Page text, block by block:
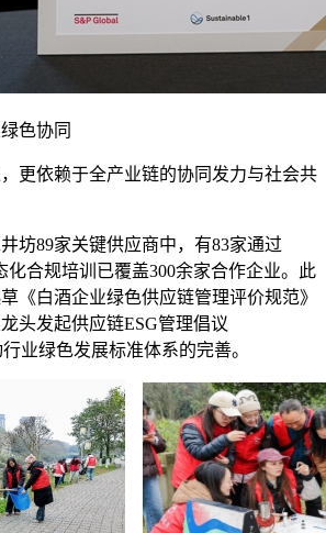
色协同
更依赖于全产业链的协同发力与社会共
坊89家关键供应商中，有83家通过
化合规培训已覆盖300余家合作企业。此
《白酒企业绿色供应链管理评价规范》
头发起供应链ESG管理倡议
行业绿色发展标准体系的完善。